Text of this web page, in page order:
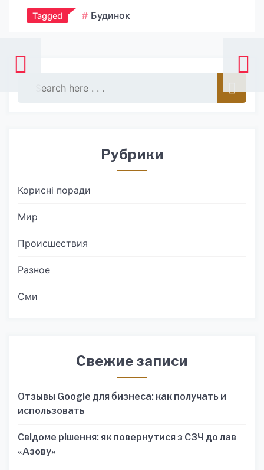
Tagged Будинок
Рубрики
Корисні поради
Мир
Происшествия
Разное
Сми
Свежие записи
Отзывы Google для бизнеса: как получать и
использовать
Свідоме рішення: як повернутися з СЗЧ до лав
«Азову»